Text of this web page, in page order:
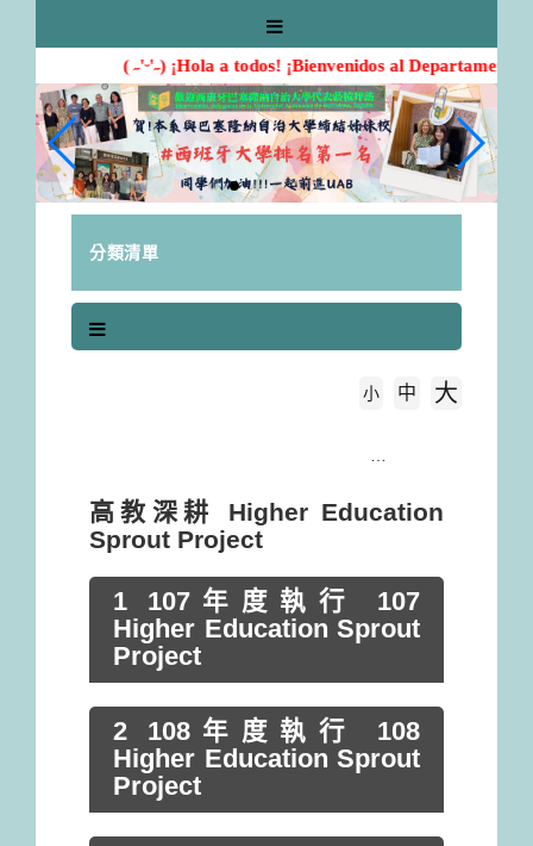
( ˶'ᵕ'˶) ¡Hola a todos! ¡Bienvenidos al Departamento
分類清單
小 中 大
高教深耕 Higher Education
Sprout Project
1 107年度執行 107
Higher Education Sprout
Project
2 108年度執行 108
Higher Education Sprout
Project